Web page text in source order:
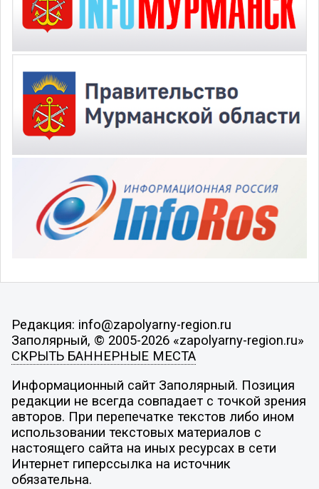
Редакция: info@zapolyarny-region.ru
Заполярный, © 2005-2026 «zapolyarny-region.ru»
СКРЫТЬ БАННЕРНЫЕ МЕСТА
Информационный сайт Заполярный. Позиция
редакции не всегда совпадает с точкой зрения
авторов. При перепечатке текстов либо ином
использовании текстовых материалов с
настоящего сайта на иных ресурсах в сети
Интернет гиперссылка на источник
обязательна.